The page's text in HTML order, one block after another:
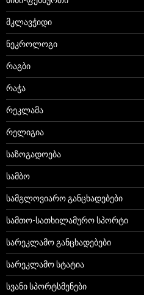
მკლავჭიდი
ნეკროლოგი
რაგბი
რაჭა
რეკლამა
რელიგია
საზოგადოება
სამბო
სამგლოვიარო განცხადებები
სამთო-სათხილამურო სპორტი
სარეკლამო განცხადებები
სარეკლამო სტატია
სვანი სპორტსმენები